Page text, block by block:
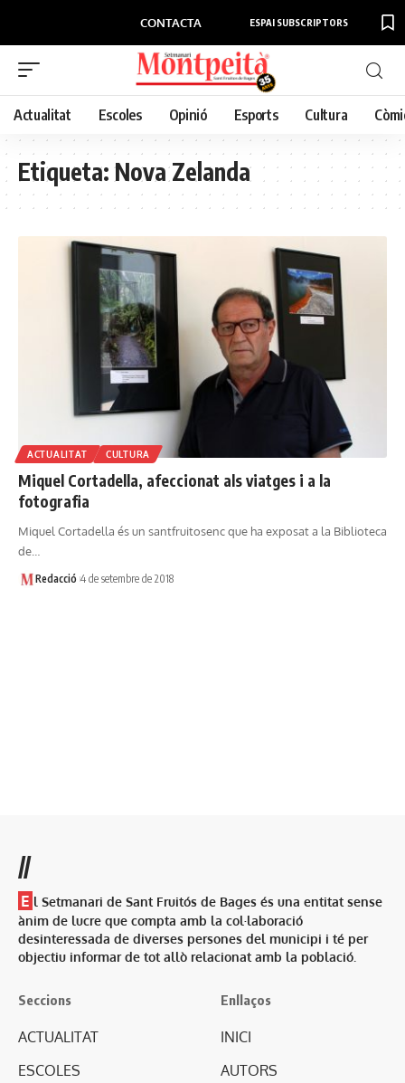
CONTACTA ESPAI SUBSCRIPTORS
Actualitat Escoles Opinió Esports Cultura
Etiqueta:Nova Zelanda
ACTUALITAT CULTURA
Miquel Cortadella, afeccionat als viatges i a la
fotografia
Miquel Cortadella és un santfruitosenc que ha exposat a la Biblioteca
de…
Redacció 4 de setembre de 2018
//
E l Setmanari de Sant Fruitós de Bages és una entitat sense
ànim de lucre que compta amb la col·laboració
desinteressada de diverses persones del municipi i té per
objectiu informar de tot allò relacionat amb la població.
Seccions
ACTUALITAT
ESCOLES
Enllaços
INICI
AUTORS